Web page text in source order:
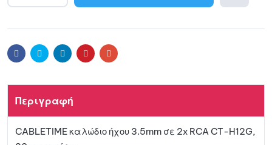
αγαπη
l
r
FacebookTwitter LinkedinPinterestEmail
Περιγραφή
CABLETIME καλώδιο ήχου 3.5mm σε 2x RCA CT-H12G,